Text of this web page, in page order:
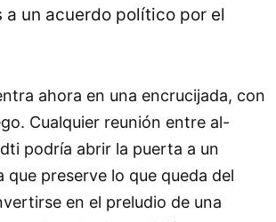
a un acuerdo político por el
ahora en una encrucijada, con
Cualquier reunión entre al-
podría abrir la puerta a un
que preserve lo que queda del
en el preludio de una